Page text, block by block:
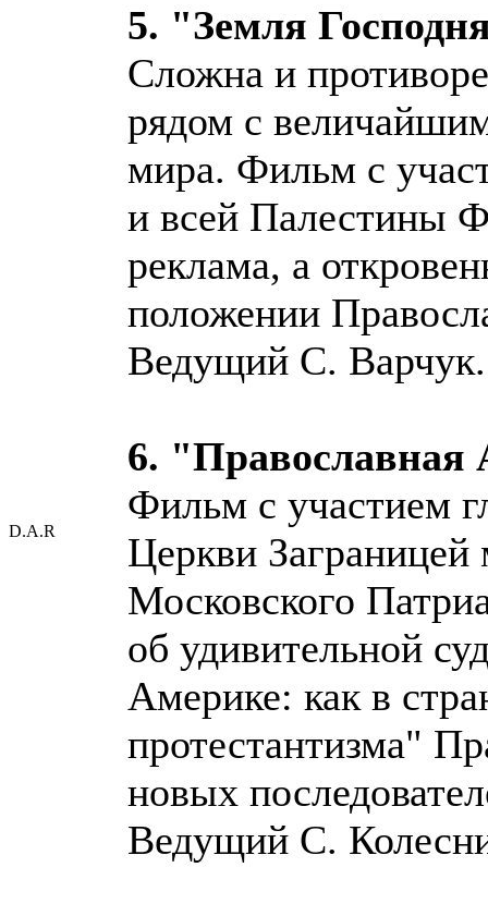
D.A.R
5. "Земля
Сложна и
рядом с
мира. Фильм с
и всей Палестины
реклама, а
положении
Ведущий С. Варчук.
6. "Православная
Фильм с участием
Церкви Заграницей
Московского
об удивительной
Америке: как в
протестантизма"
новых
Ведущий С.